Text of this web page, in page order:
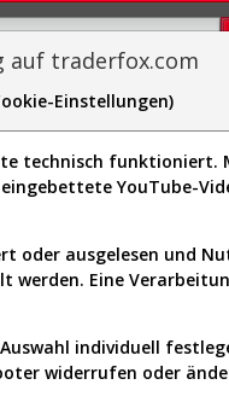
Scan Visualizations
Real Estate / REIT - Office
172,095,280
seit
auf traderfox.com
Einstellungen)
technisch funktioniert.
YouTube-
oder ausgelesen und
Eine
individuell
widerrufen oder